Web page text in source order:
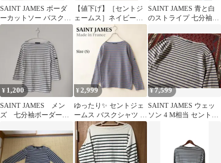
SAINT JAMES ボーダ
ーカットソー バスクシ
ャツ
【値下げ】［セントジ
ェームス］ネイビーと
ホワイトのストライプ
長袖カットソー
SAINT JAMES 青と白
のストライプ 七分袖カ
¥ 1,200
SAINT JAMES メン
ズ 七分袖ボーダーカ
レー
¥2,999
ゆったり✨️ セントジェ
ームス バスクシャツ 長
袖 ボーダー フランス製
S
¥7,599
SAINT JAMES ウェッ
ソン 4 M相当 セントジ